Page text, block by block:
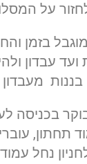
על
בזמן
90 בכנרת
מעבדון
בכניסה
תחתון,